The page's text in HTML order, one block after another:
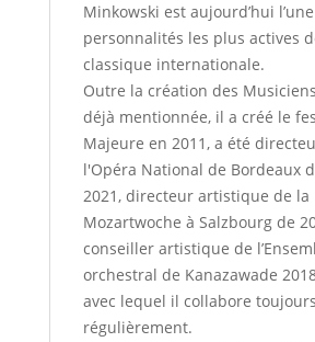
Minkowski est aujourd’hui
personnalités les plus actives
classique internationale.
Outre la création des
déjà mentionnée, il a créé le
Majeure en 2011, a été
l'Opéra National de Bordeaux
2021, directeur artistique de la
Mozartwoche à Salzbourg de
conseiller artistique de
orchestral de Kanazawade
avec lequel il collabore toujours
régulièrement.